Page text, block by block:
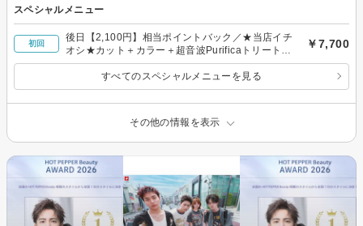
スペシャルメニュー
初回
後日【2,100円】相当ポイントバック／★当店イチ
オシ★カット＋カラー＋超音波Purificaトリートメ
ント ￥7,700
￥7,700
すべてのスペシャルメニューを見る
その他の情報を表示